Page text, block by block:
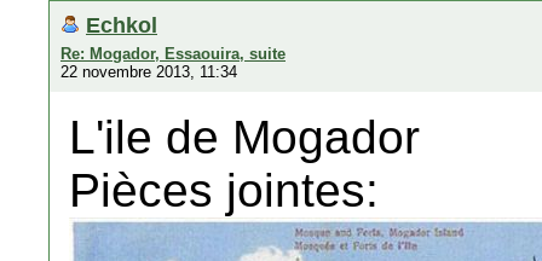
Echkol
Re: Mogador, Essaouira, suite
22 novembre 2013, 11:34
L'ile de Mogador
Pièces jointes: